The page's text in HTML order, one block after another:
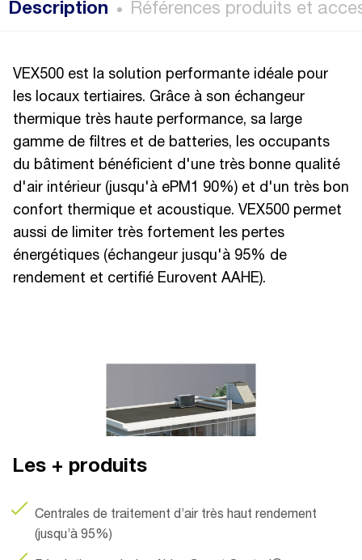
Description Références produits et
VEX500 est la solution performante idéale pour
les locaux tertiaires. Grâce à son échangeur
thermique très haute performance, sa large
gamme de filtres et de batteries, les occupants
du bâtiment bénéficient d'une très bonne qualité
d'air intérieur (jusqu'à ePM1 90%) et d'un très bon
confort thermique et acoustique. VEX500 permet
aussi de limiter très fortement les pertes
énergétiques (échangeur jusqu'à 95% de
rendement et certifié Eurovent AAHE).
Les + produits
Centrales de traitement d’air très haut rendement
(jusqu’à 95%)